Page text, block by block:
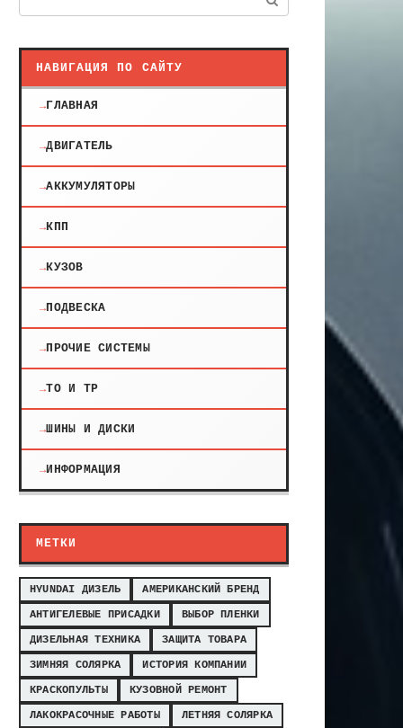
НАВИГАЦИЯ ПО САЙТУ
ГЛАВНАЯ
ДВИГАТЕЛЬ
АККУМУЛЯТОРЫ
КПП
КУЗОВ
ПОДВЕСКА
ПРОЧИЕ СИСТЕМЫ
ТО И ТР
ШИНЫ И ДИСКИ
ИНФОРМАЦИЯ
МЕТКИ
HYUNDAI ДИЗЕЛЬ
АМЕРИКАНСКИЙ БРЕНД
АНТИГЕЛЕВЫЕ ПРИСАДКИ
ВЫБОР ПЛЕНКИ
ДИЗЕЛЬНАЯ ТЕХНИКА
ЗАЩИТА ТОВАРА
ЗИМНЯЯ СОЛЯРКА
ИСТОРИЯ КОМПАНИИ
КРАСКОПУЛЬТЫ
КУЗОВНОЙ РЕМОНТ
ЛАКОКРАСОЧНЫЕ РАБОТЫ
ЛЕТНЯЯ СОЛЯРКА